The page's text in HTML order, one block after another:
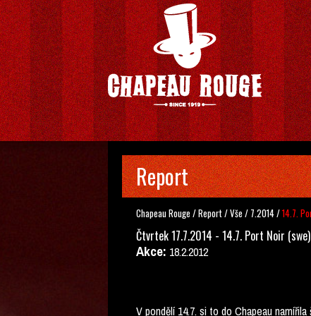
Report
Chapeau Rouge /Report/Vše / 7.2014/14.7.
Čtvrtek 17.7.2014 - 14.7. Port Noir (swe)
Akce: 18.2.2012
V pondělí 14.7. si to do Chapeau